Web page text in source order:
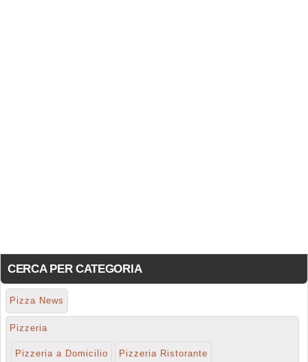
CERCA PER CATEGORIA
Pizza News
Pizzeria
Pizzeria a Domicilio Pizzeria Ristorante